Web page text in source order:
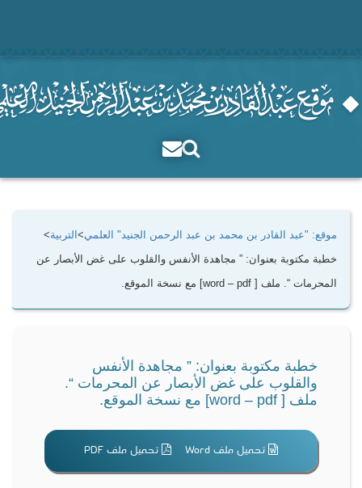
موقع: "عبد القادر بن محمد بن عبد الرحمن الجنيد" العلمي> التربية>
خطبة مكتوبة بعنوان: ” مجاهدة الأنفس والقلوب على غض الأبصار عن
المحرمات “. ملف [ word – pdf] مع نسخة الموقع.
خطبة مكتوبة بعنوان: ” مجاهدة الأنفس
والقلوب على غض الأبصار عن المحرمات “.
ملف [ word – pdf] مع نسخة الموقع.
تحميل ملف Word تحميل ملف PDF